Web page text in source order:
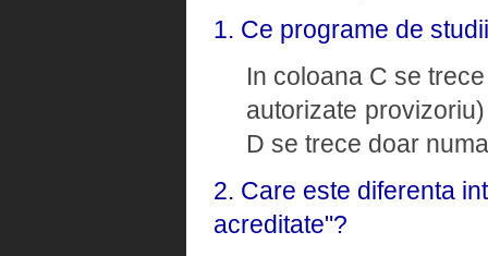
1. Ce programe de
In coloana C se
autorizate
D se trece doar
2. Care este diferenta
acreditate"?